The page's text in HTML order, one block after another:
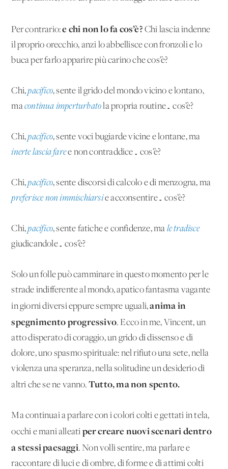
Per contrario:e chi non lo fa cos’è? Chi lascia indenne
il proprio orecchio, anzi lo abbellisce con fronzoli e lo
buca per farlo apparire più carino che cos’è?
Chi,pacifico, sente il grido del mondo vicino e lontano,
macontinua imperturbatola propria routine… cos’è?
Chi,pacifico, sente voci bugiarde vicine e lontane, ma
inerte lascia faree non contraddice… cos’è?
Chi,pacifico, sente discorsi di calcolo e di menzogna, ma
preferisce non immischiarsie acconsentire… cos’è?
Chi,pacifico, sente fatiche e confidenze, ma le tradisce
giudicandole… cos’è?
Solo un folle può camminare in questo momento per le
strade indifferente al mondo, apatico fantasma vagante
in giorni diversi eppure sempre uguali,anima in
spegnimento progressivo. Ecco in me, Vincent, un
atto disperato di coraggio, un grido di dissenso e di
dolore, uno spasmo spirituale: nel rifiuto una sete, nella
violenza una speranza, nella solitudine un desiderio di
altri che se ne vanno.Tutto, ma non spento.
Ma continuai a parlare con i colori colti e gettati in tela,
occhi e mani alleati per creare nuovi scenari dentro
a stessi paesaggi. Non volli sentire, ma parlare e
raccontare di luci e di ombre, di forme e di attimi colti